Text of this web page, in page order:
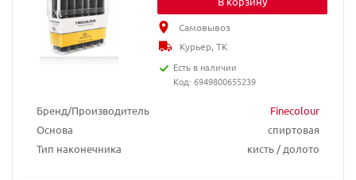
Бренд/Производитель
Finecolour
Основа
спиртовая
Тип наконечника
кисть / долото
Самовывоз
Курьер, ТК
Есть в наличии
Код: 6949800655239